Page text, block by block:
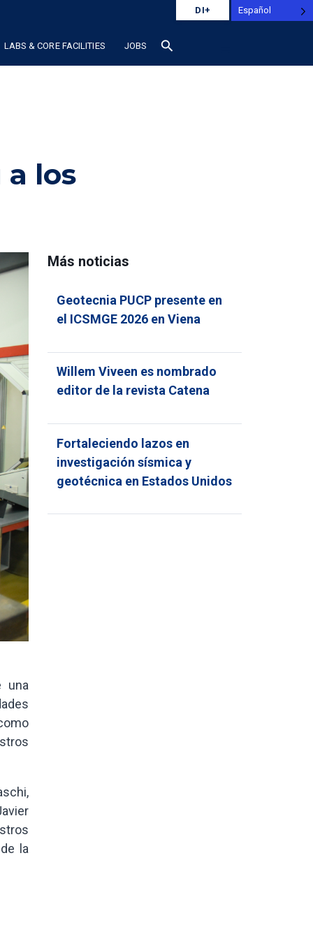
LABS & CORE FACILITIES JOBS search
DI+
los
una
la
Más noticias
Geotecnia PUCP presente en
el ICSMGE 2026 en Viena
Willem Viveen es nombrado
editor de la revista Catena
Fortaleciendo lazos en
investigación sísmica y
geotécnica en Estados Unidos
Español